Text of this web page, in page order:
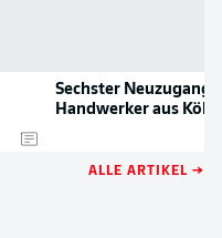
Sechster
Handwerker aus Köln
ALLE ARTIKEL →